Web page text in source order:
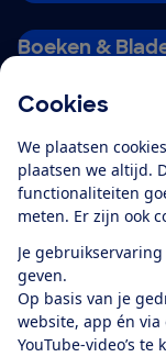
Cookies
We plaatsen
plaatsen we altijd.
functionaliteiten
meten. Er zijn ook
Je
geven.
Op basis van je
website, app én
YouTube-video’s
Boeken &
Algemene
Cookiebeleid